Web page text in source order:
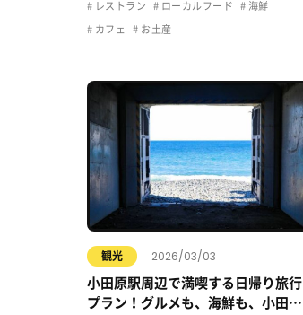
レストラン ローカルフード 海鮮
カフェ お土産
観光 2026/03/03
小田原駅周辺で満喫する日帰り旅行
プラン！グルメも、海鮮も、小田原